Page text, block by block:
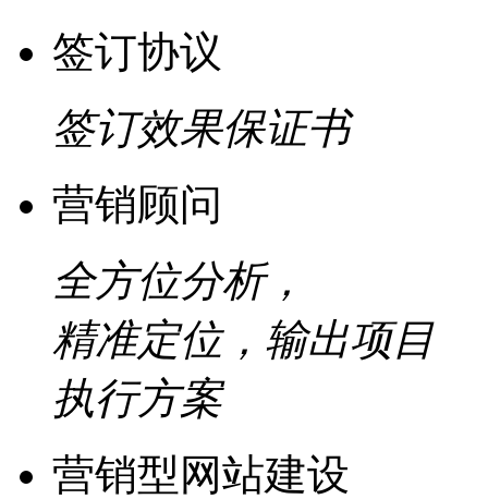
签订协议
签订效果保证书
营销顾问
全方位分析，
精准定位，输出项目
执行方案
营销型网站建设